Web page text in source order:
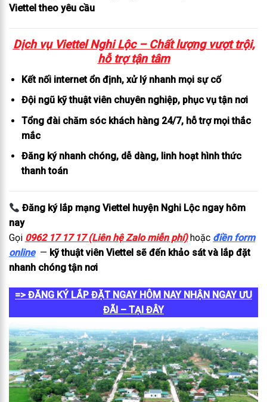
Viettel theo yêu cầu
Dịch vụ Viettel Nghi Lộc – Chất lượng vượt trội,
hỗ trợ tận tâm
Kết nối internet ổn định, xử lý nhanh mọi sự cố
Đội ngũ kỹ thuật viên chuyên nghiệp, phục vụ tận nơi
Tổng đài chăm sóc khách hàng 24/7, hỗ trợ mọi thắc
mắc
Đăng ký nhanh chóng, dễ dàng, linh hoạt hình thức
thanh toán
Đăng ký lắp mạng Viettel huyện Nghi Lộc ngay hôm
nay
Gọi 0962 17 17 17 (Liên hệ Zalo miễn phí)hoặc điền form
online— kỹ thuật viên Viettel sẽ đến khảo sát và lắp đặt
nhanh chóng tận nơi
=> ĐĂNG KÝ LẮP ĐẶT NGAY HÔM NAY NHẬN NGAY ƯU
ĐÃI – TẠI ĐÂY